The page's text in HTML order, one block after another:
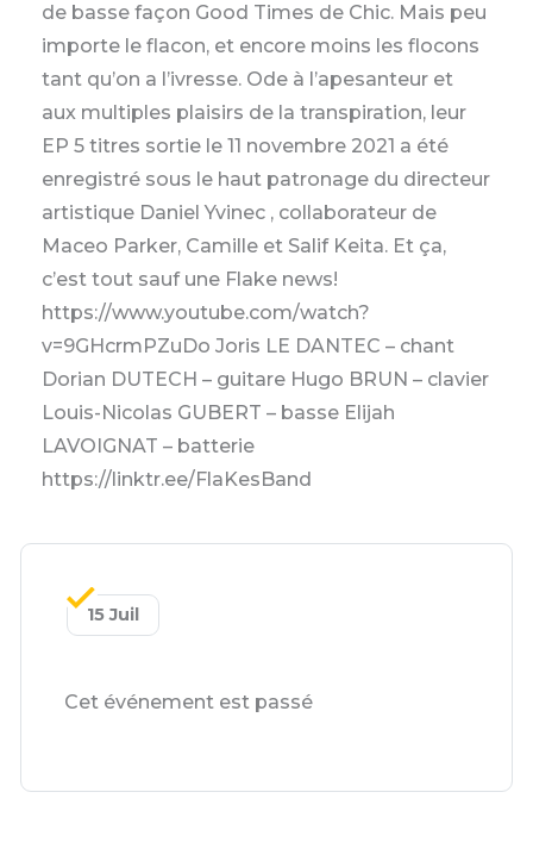
de basse façon Good Times de Chic. Mais peu
importe le flacon, et encore moins les flocons
tant qu’on a l’ivresse. Ode à l’apesanteur et
aux multiples plaisirs de la transpiration, leur
EP 5 titres sortie le 11 novembre 2021 a été
enregistré sous le haut patronage du directeur
artistique Daniel Yvinec , collaborateur de
Maceo Parker, Camille et Salif Keita. Et ça,
c’est tout sauf une Flake news!
https://www.youtube.com/watch?
v=9GHcrmPZuDo Joris LE DANTEC – chant
Dorian DUTECH – guitare Hugo BRUN – clavier
Louis-Nicolas GUBERT – basse Elijah
LAVOIGNAT – batterie
https://linktr.ee/FlaKesBand
15 Juil
Cet événement est passé